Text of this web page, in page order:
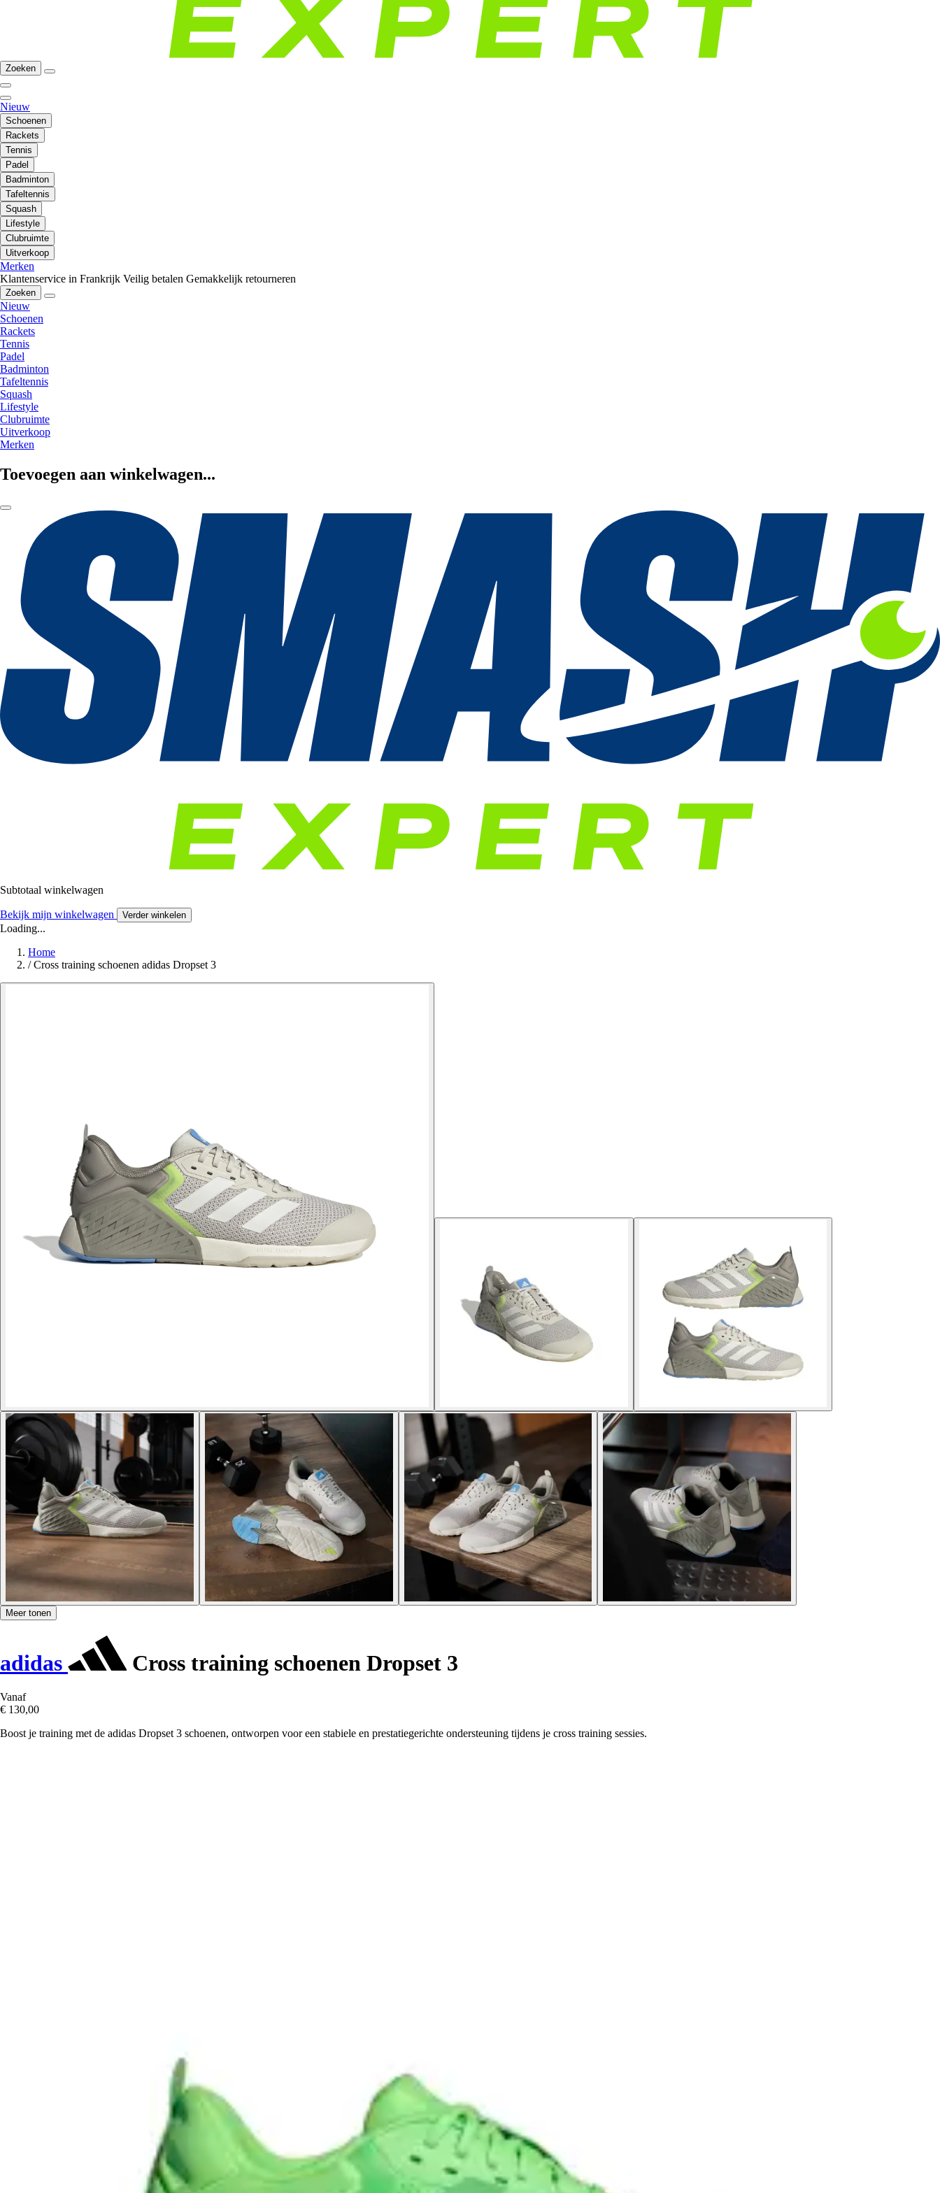
Zoeken
Nieuw
Schoenen
Rackets
Tennis
Padel
Badminton
Tafeltennis
Squash
Lifestyle
Clubruimte
Uitverkoop
Merken
Klantenservice in Frankrijk Veilig betalen Gemakkelijk retourneren
Zoeken
Nieuw
Schoenen
Rackets
Tennis
Padel
Badminton
Tafeltennis
Squash
Lifestyle
Clubruimte
Uitverkoop
Merken
Toevoegen aan winkelwagen...
Subtotaal winkelwagen
Bekijk mijn winkelwagen Verder winkelen
Loading...
Home
/ Cross training schoenen adidas Dropset 3
Meer tonen
adidas Cross training schoenen Dropset 3
Vanaf
€ 130,00
Boost je training met de adidas Dropset 3 schoenen, ontworpen voor een stabiele en prestatiegerichte ondersteuning tijdens je cross training sessies.